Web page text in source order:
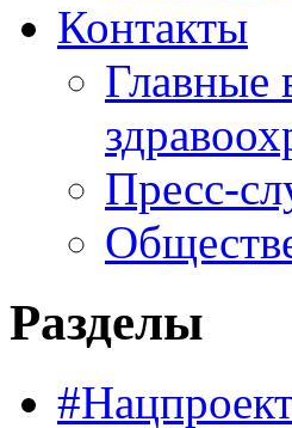
Контакты
Главные
Пресс-
Разделы